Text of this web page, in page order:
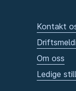
Kontakt
Om oss
Ledige